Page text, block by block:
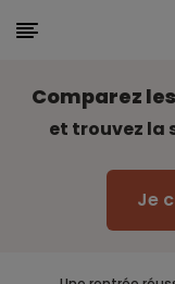
Comparez
et trouvez la
Je